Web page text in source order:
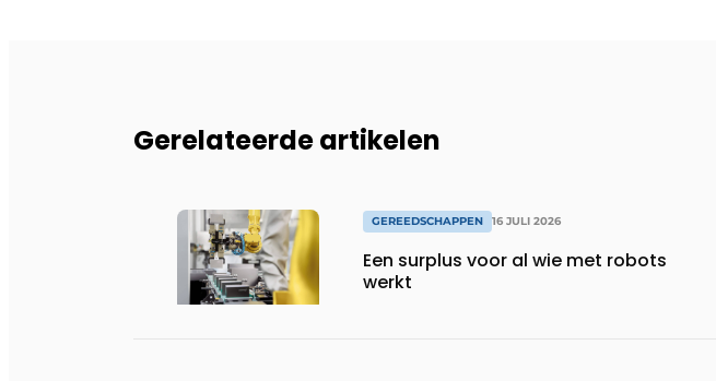
Gerelateerde artikelen
GEREEDSCHAPPEN 16 JULI 2026
Een surplus voor al wie met robots
werkt